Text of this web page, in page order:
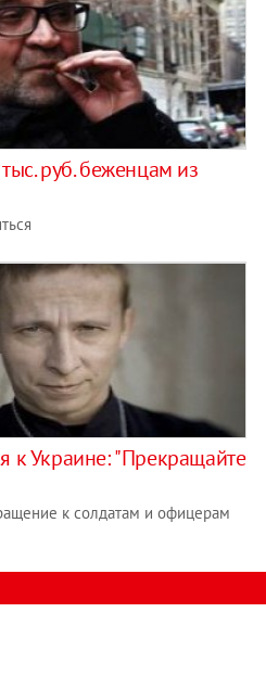
руб. беженцам из
к Украине: "Прекращайте
к солдатам и офицерам